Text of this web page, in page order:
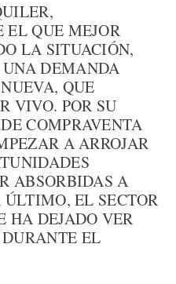
QUE MEJOR
LA SITUACIÓN,
DEMANDA
QUE
VIVO. POR SU
COMPRAVENTA
A ARROJAR
ABSORBIDAS A
EL SECTOR
HA DEJADO VER
EL